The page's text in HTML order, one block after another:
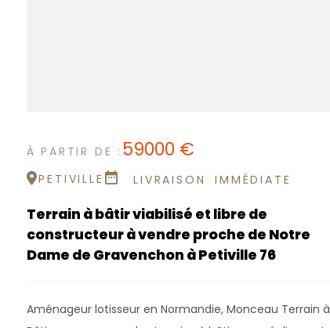
À PARTIR DE : 59000 €
PETIVILLE LIVRAISON IMMÉDIATE
Terrain à bâtir viabilisé et libre de
constructeur à vendre proche de Notre
Dame de Gravenchon à Petiville 76
Aménageur lotisseur en Normandie, Monceau Terrain à